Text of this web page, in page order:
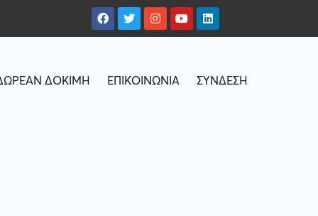
ΔΟΚΙΜΗ ΕΠΙΚΟΙΝΩΝΙΑ ΣΥΝΔΕΣΗ